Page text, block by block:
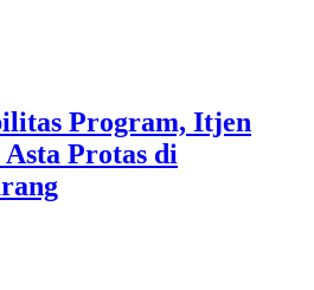
Program, Itjen
Protas di